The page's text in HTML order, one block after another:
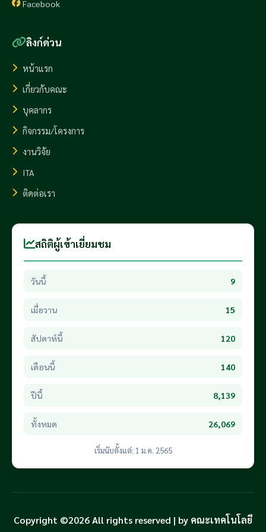
Facebook
ลิงก์ด่วน
หน้าแรก
เกี่ยวกับคณะ
บุคลากร
กิจกรรม/โครงการ
งานวิจัย
ITA
ติดต่อเรา
สถิติผู้เข้าเยี่ยมชม
วันนี้ 9
เมื่อวาน 15
สัปดาห์นี้ 120
เดือนนี้ 140
ปีนี้ 8,139
ทั้งหมด 26,069
เริ่มนับตั้งแต่: 1 ม.ค. 2565
Copyright ©2026 All rights reserved | by คณะเทคโนโลยี